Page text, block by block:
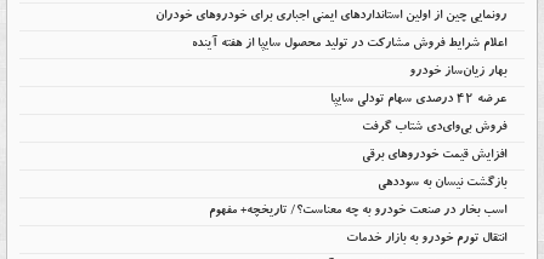
رونمایی چین از اولین استانداردهای ایمنی اجباری برای خودروهای خودران
اعلام شرایط فروش مشارکت در تولید محصول سایپا از هفته آینده
بهار زیان‌ساز خودرو
عرضه ۴۲ درصدی سهام تودلی سایپا
فروش بی‌وای‌دی شتاب گرفت
افزایش قیمت خودروهای برقی
بازگشت نیسان به سوددهی
اسب بخار در صنعت خودرو به چه معناست؟/ تاریخچه+ مفهوم
انتقال تورم خودرو به بازار خدمات